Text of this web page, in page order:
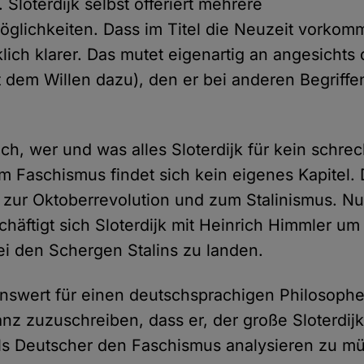
Dass im Titel die Neuzeit
klarer. Das mutet eigenartig an angesichts
Willen dazu), den er bei anderen
wer und was alles Sloterdijk für kein
Faschismus findet sich kein eigenes Kapitel.
Oktoberrevolution und zum Stalinismus.
sich Sloterdijk mit Heinrich Himmler
den Schergen Stalins zu landen.
für einen deutschsprachigen
zuzuschreiben, dass er, der große
Deutscher den Faschismus analysieren zu